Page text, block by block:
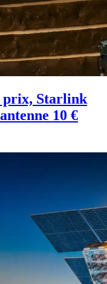
prix, Starlink
10 €